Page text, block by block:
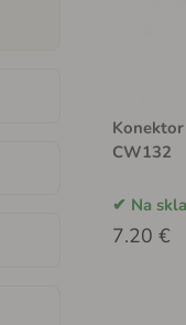
CW132
Na
7.20 €